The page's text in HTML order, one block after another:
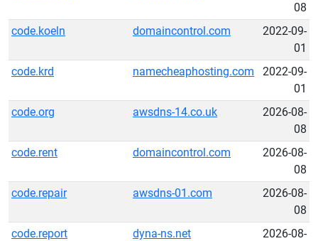
08
code.koeln
domaincontrol.com
2022-09-
01
code.krd
namecheaphosting.com
2022-09-
01
code.org
awsdns-14.co.uk
2026-08-
08
code.rent
domaincontrol.com
2026-08-
08
code.repair
awsdns-01.com
2026-08-
08
code.report
dyna-ns.net
2026-08-